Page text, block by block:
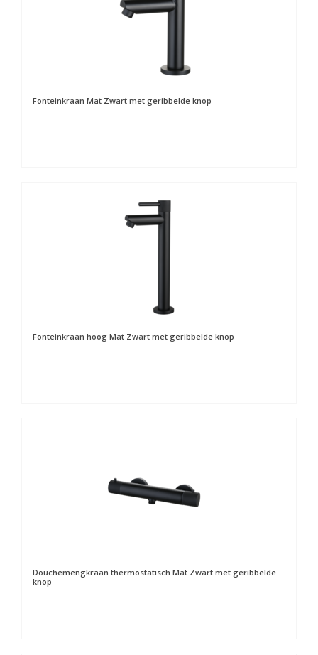
Fonteinkraan Mat Zwart met geribbelde knop
Fonteinkraan hoog Mat Zwart met geribbelde knop
Douchemengkraan thermostatisch Mat Zwart met geribbelde
knop